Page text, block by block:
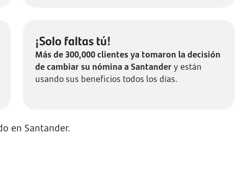
¡Solo faltas tú!
Más de 300,000 clientes ya tomaron la decisión
de cambiar su nómina a Santandery están
usando sus beneficios todos los días.
en Santander.